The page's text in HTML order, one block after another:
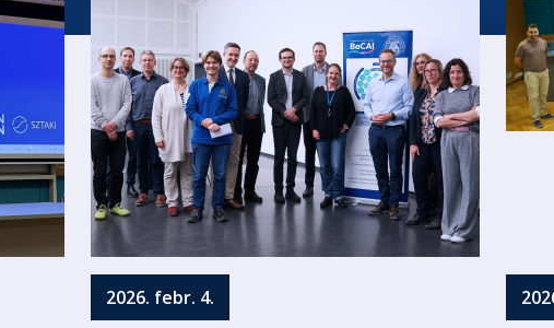
2026. febr. 4.